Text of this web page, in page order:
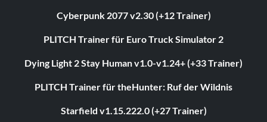
Cyberpunk 2077 v2.30 (+12 Trainer)
PLITCH Trainer für Euro Truck Simulator 2
Dying Light 2 Stay Human v1.0-v1.24+ (+33 Trainer)
PLITCH Trainer für theHunter: Ruf der Wildnis
Starfield v1.15.222.0 (+27 Trainer)